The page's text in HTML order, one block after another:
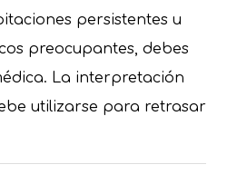
persistentes u
preocupantes, debes
La interpretación
utilizarse para retrasar